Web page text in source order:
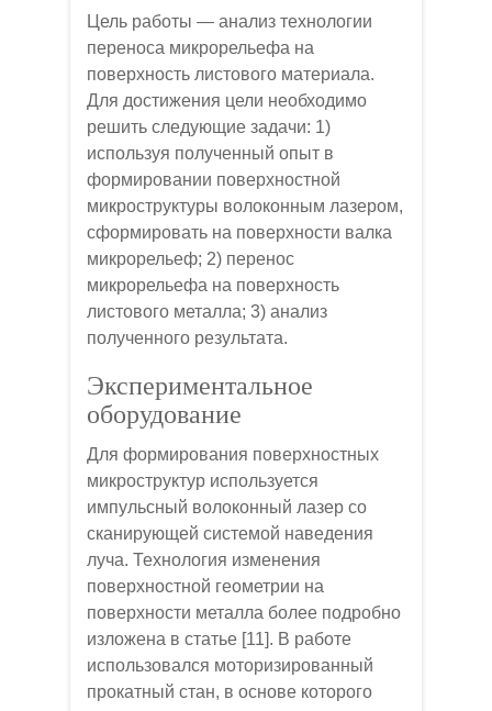
Цель работы — анализ технологии
переноса микрорельефа на
поверхность листового материала.
Для достижения цели необходимо
решить следующие задачи: 1)
используя полученный опыт в
формировании поверхностной
микроструктуры волоконным лазером,
сформировать на поверхности валка
микрорельеф; 2) перенос
микрорельефа на поверхность
листового металла; 3) анализ
полученного результата.
Экспериментальное
оборудование
Для формирования поверхностных
микроструктур используется
импульсный волоконный лазер со
сканирующей системой наведения
луча. Технология изменения
поверхностной геометрии на
поверхности металла более подробно
изложена в статье [11]. В работе
использовался моторизированный
прокатный стан, в основе которого